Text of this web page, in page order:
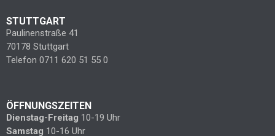
STUTTGART
Paulinenstraße 41
70178 Stuttgart
Telefon 0711 620 51 55 0
ÖFFNUNGSZEITEN
Dienstag-Freitag 10-19 Uhr
Samstag 10-16 Uhr